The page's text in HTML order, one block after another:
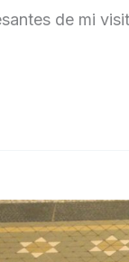
de mi